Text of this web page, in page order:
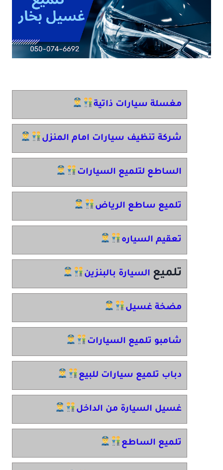
مغسلة سيارات ذاتية
شركة تنظيف سيارات امام المنزل
الساطع لتلميع السيارات
تلميع ساطع الرياض
تعقيم السياره
تلميع السيارة بالبنزين
مضخة غسيل
شامبو تلميع السيارات
دباب تلميع سيارات للبيع
غسيل السيارة من الداخل
تلميع الساطع